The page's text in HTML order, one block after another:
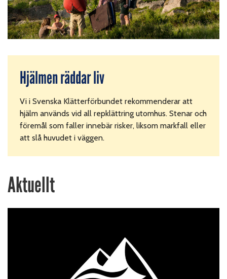
Hjälmen räddar liv
Vi i Svenska Klätterförbundet rekommenderar att
hjälm används vid all repklättring utomhus. Stenar och
föremål som faller innebär risker, liksom markfall eller
att slå huvudet i väggen.
Aktuellt